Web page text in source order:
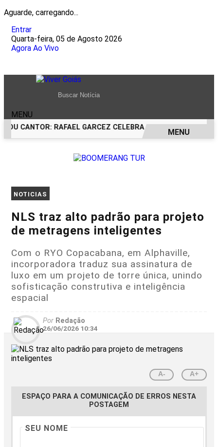
Aguarde, carregando...
Entrar
Quarta-feira, 05 de Agosto 2026
Agora Ao Vivo
MENU
CANTOR: RAFAEL GARCEZ CELEBRA 24 ANOS COM
MENU
NOTICIAS
NLS traz alto padrão para projeto
de metragens inteligentes
Com o RYO Copacabana, em Alphaville,
incorporadora traduz sua assinatura de
luxo em um projeto de torre única, unindo
sofisticação construtiva e inteligência
espacial
Por Redação
26/06/2026 10:34
A- A+
ESPAÇO PARA A COMUNICAÇÃO DE ERROS NESTA
POSTAGEM
SEU NOME